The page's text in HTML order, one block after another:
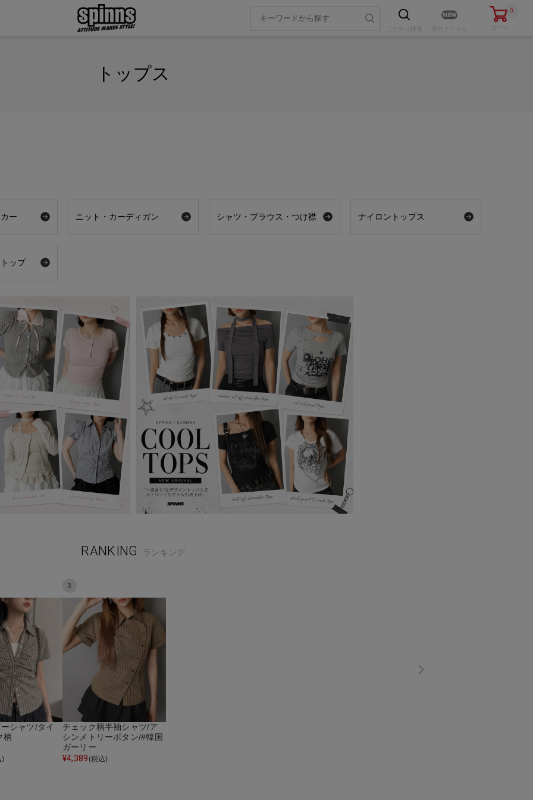
0
カート
トップス
ー ニット・カーディガン シャツ・ブラウス・つけ襟 ナイロントップス
ップ
RANKING ランキング
シャツ/タイ
柄
)
3
チェック柄半袖シャツ/ア
シンメトリーボタン/#韓国
ガーリー
¥4,389(税込)